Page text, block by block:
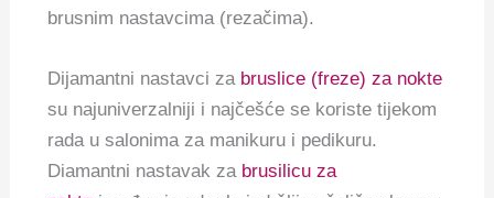
brusnim nastavcima (rezačima).
Dijamantni nastavci za bruslice (freze) za nokte
su najuniverzalniji i najčešće se koriste tijekom
rada u salonima za manikuru i pedikuru.
Diamantni nastavak za brusilicu za